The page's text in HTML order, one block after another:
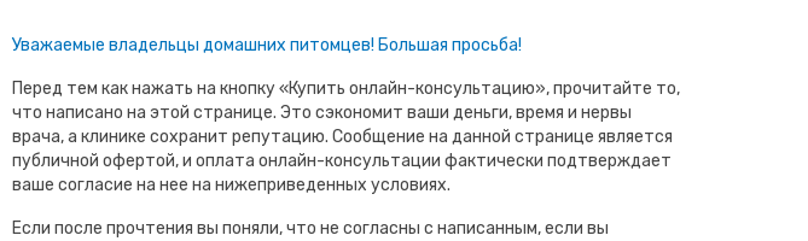
Уважаемые владельцы домашних питомцев! Большая просьба!
Перед тем как нажать на кнопку «Купить онлайн-консультацию», прочитайте то,
что написано на этой странице. Это сэкономит ваши деньги, время и нервы
врача, а клинике сохранит репутацию. Сообщение на данной странице является
публичной офертой, и оплата онлайн-консультации фактически подтверждает
ваше согласие на нее на нижеприведенных условиях.
Если после прочтения вы поняли, что не согласны с написанным, если вы